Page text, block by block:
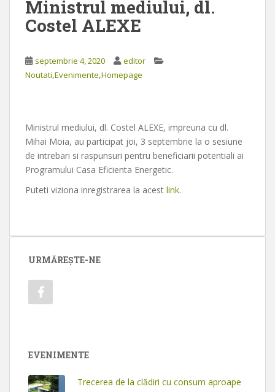
Ministrul mediului, dl.
Costel ALEXE
septembrie 4, 2020
editor
Noutati,Evenimente,Homepage
Ministrul mediului, dl. Costel ALEXE, impreuna cu dl.
Mihai Moia, au participat joi, 3 septembrie la o sesiune
de intrebari si raspunsuri pentru beneficiarii potentiali ai
Programului Casa Eficienta Energetic.
Puteti viziona inregistrarea la acest link.
URMĂREȘTE-NE
EVENIMENTE
Trecerea de la clădiri cu consum aproape